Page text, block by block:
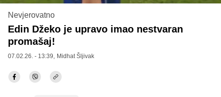
Nevjerovatno
Edin Džeko je upravo imao nestvaran
promašaj!
07.02.26. - 13:39, Midhat Šljivak